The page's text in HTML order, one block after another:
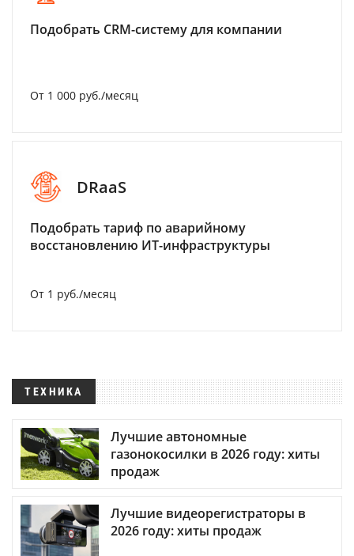
Подобрать CRM-систему для компании
От 1 000 руб./месяц
DRaaS
Подобрать тариф по аварийному
восстановлению ИТ-инфраструктуры
От 1 руб./месяц
ТЕХНИКА
Лучшие автономные
газонокосилки в 2026 году: хиты
продаж
Лучшие видеорегистраторы в
2026 году: хиты продаж